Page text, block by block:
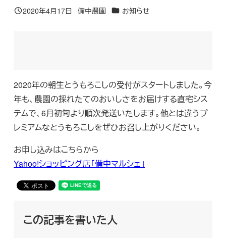
投稿日
2020年4月17日
著
備中農園 カテゴリー
お知らせ
2020年の朝生とうもろこしの受付がスタートしました。今
年も、農園の採れたてのおいしさをお届けする直宅シス
テムで、6月初旬より順次発送いたします。他とは違うプ
レミアムなとうもろこしをぜひお召し上がりください。
お申し込みはこちらから
Yahoo!ショッピング店「備中マルシェ」
この記事を書いた人